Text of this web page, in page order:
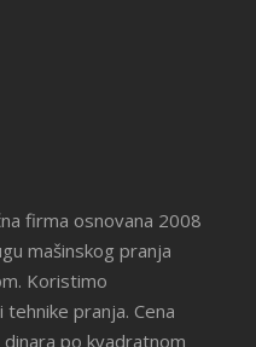
firma osnovana 2008
mašinskog pranja
Koristimo
pranja. Cena
po kvadratnom